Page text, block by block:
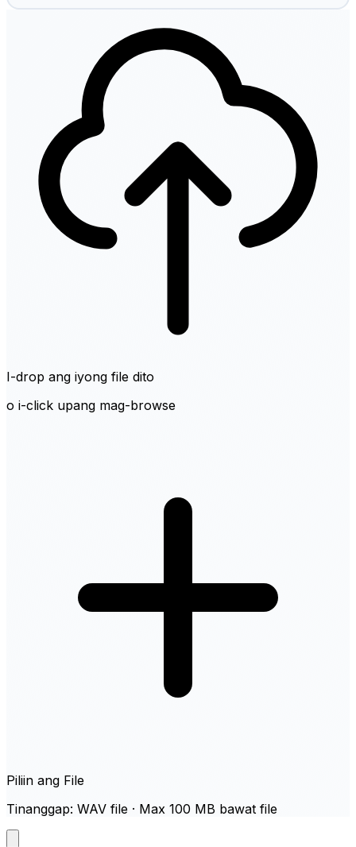
I-drop ang iyong file dito
o i-click upang mag-browse
Piliin ang File
Tinanggap: WAV file · Max 100 MB bawat file